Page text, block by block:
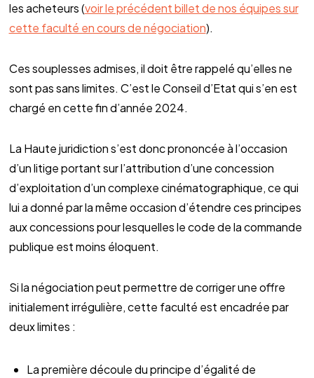
les acheteurs (voir le précédent billet de nos équipes sur
cette faculté en cours de négociation).
Ces souplesses admises, il doit être rappelé qu’elles ne
sont pas sans limites. C’est le Conseil d’Etat qui s’en est
chargé en cette fin d’année 2024.
La Haute juridiction s’est donc prononcée à l’occasion
d’un litige portant sur l’attribution d’une concession
d’exploitation d’un complexe cinématographique, ce qui
lui a donné par la même occasion d’étendre ces principes
aux concessions pour lesquelles le code de la commande
publique est moins éloquent.
Si la négociation peut permettre de corriger une offre
initialement irrégulière, cette faculté est encadrée par
deux limites :
La première découle du principe d’égalité de